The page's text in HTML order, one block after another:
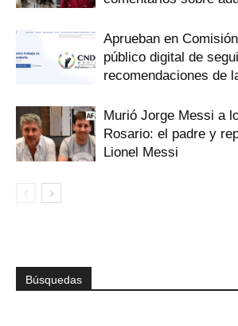
Aprueban en
público digital de
recomendaciones de
Murió Jorge Messi a
Rosario: el padre y
Lionel Messi
Búsquedas